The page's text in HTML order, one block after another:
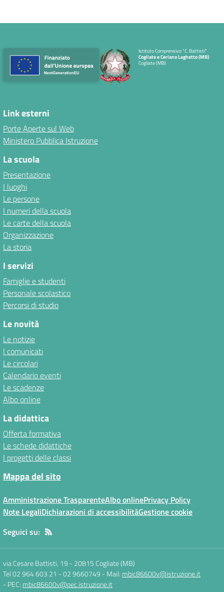
Istituto Comprensivo "C. Battisti"
Cogliate e Ceriano Laghetto (MB)
Cogliate (MB)
Link esterni
Porte Aperte sul Web
Ministero Pubblica Istruzione
La scuola
Presentazione
I luoghi
Le persone
I numeri della scuola
Le carte della scuola
Organizzazione
La storia
I servizi
Famiglie e studenti
Personale scolastico
Percorsi di studio
Le novità
Le notizie
I comunicati
Le circolari
Calendario eventi
Le scadenze
Albo online
La didattica
Offerta formativa
Le schede didattiche
I progetti delle classi
Mappa del sito
Amministrazione TrasparenteAlbo onlinePrivacy Policy
Note LegaliDichiarazioni di accessibilitàGestione cookie
Seguici su:
via Cesare Battisti, 19 - 20815 Cogliate (MB)
Tel 02 964 603 21 - 02 9660749 - Mail: mbic86600v@istruzione.it
- PEC: mbic86600v@pec.istruzione.it